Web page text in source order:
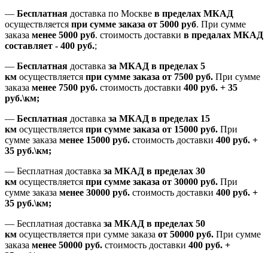
— Бесплатная доставка по Москве в пределах МКАД
осуществляется при сумме заказа от 5000 руб. При сумме
заказа менее 5000 руб. стоимость доставки в предалах МКАД
составляет - 400 руб.;
— Бесплатная доставка за МКАД в пределах 5
км осуществляется при сумме заказа от 7500 руб. При сумме
заказа менее 7500 руб. стоимость доставки 400 руб. + 35
руб.\км;
— Бесплатная доставка за МКАД в пределах 15
км осуществляется при сумме заказа от 15000 руб. При
сумме заказа менее 15000 руб. стоимость доставки 400 руб. +
35 руб.\км;
— Бесплатная доставка за МКАД в пределах 30
км осуществляется при сумме заказа от 30000 руб. При
сумме заказа менее 30000 руб. стоимость доставки 400 руб. +
35 руб.\км;
— Бесплатная доставка за МКАД в пределах 50
км осуществляется при сумме заказа от 50000 руб. При сумме
заказа менее 50000 руб. стоимость доставки 400 руб. +